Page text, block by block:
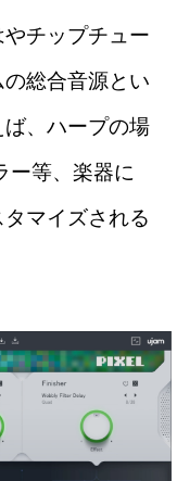
チップチュー
総合音源とい
、ハープの場
等、楽器に
マイズされる